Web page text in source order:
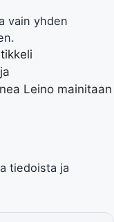
vain yhden
Leino mainitaan
tiedoista ja